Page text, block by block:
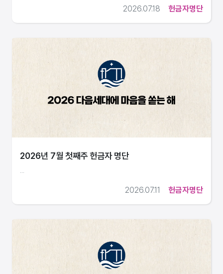
헌금자명단
2026.07.18
헌금자명단
2026.07.11
2026년 7월 첫째주 헌금자 명단